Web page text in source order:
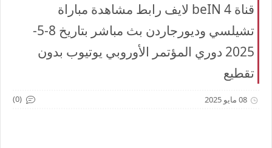
قناة beIN 4 لايف رابط مشاهدة مباراة
تشيلسي وديورجاردن بث مباشر بتاريخ 8-5-
2025 دوري المؤتمر الأوروبي يوتيوب بدون
تقطيع
08 مايو 2025 (0)